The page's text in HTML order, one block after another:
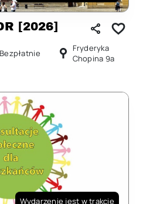
[2026]
Bezpłatnie
Fryderyka
Chopina 9a
Wydarzenie jest w trakcie